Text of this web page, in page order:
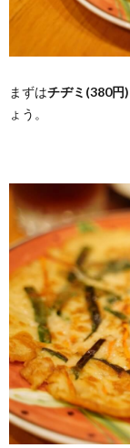
まずはチヂミ(380円)
ょう。